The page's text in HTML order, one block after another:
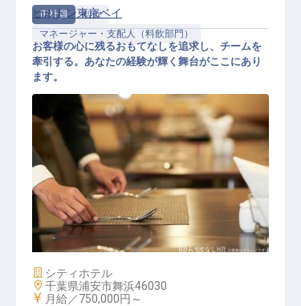
正社員
料飲
マネージャー・支配人（料飲部門）
料理飲料部 部長（F&B Manager）
ヒルトン東京ベイ
お客様の心に残るおもてなしを追求し、チームを
牽引する。あなたの経験が輝く舞台がここにあり
ます。
施設業態
シティホテル
勤務地
千葉県浦安市舞浜46030
給与
月給／750,000円～